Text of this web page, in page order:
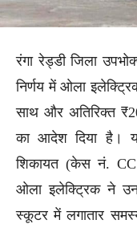
रंगा रेड्डी जिला
निर्णय में ओला
साथ और अतिरिक्त
का आदेश दिया है। यह
शिकायत (केस नं.
ओला इलेक्ट्रिक ने
स्कूटर में लगातार